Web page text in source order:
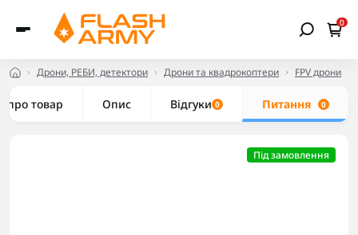
0
Дрони, РЕБИ, детектори Дрони та квадрокоптери FPV дрони
про товар Опис Відгуки 0 Питання 0
Під замовлення